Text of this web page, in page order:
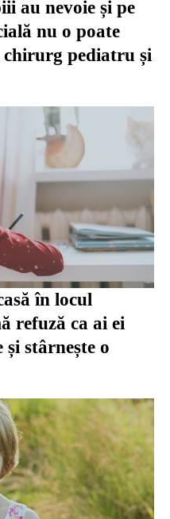
au nevoie și pe
nu o poate
pediatru și
în locul
refuză ca ai ei
și stârnește o